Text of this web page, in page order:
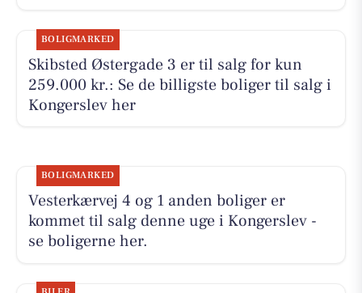
BOLIGMARKED
Skibsted Østergade 3 er til salg for kun
259.000 kr.: Se de billigste boliger til salg i
Kongerslev her
BOLIGMARKED
Vesterkærvej 4 og 1 anden boliger er
kommet til salg denne uge i Kongerslev -
se boligerne her.